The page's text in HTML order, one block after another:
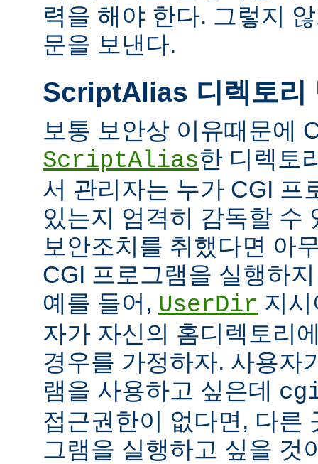
력을 해야 한다. 그렇지
문을 보낸다.
ScriptAlias 디렉토리
보통 보안상 이유때문에
ScriptAlias한 디렉토
서 관리자는 누가 CGI 프
있는지 엄격히 감독할 수
보안조치를 취했다면 아
CGI 프로그램을 실행하
예를 들어, UserDir 지
자가 자신의 홈디렉토리
경우를 가정하자. 사용자
램을 사용하고 싶은데
접근권한이 없다면, 다른
그램을 실행하고 싶을 것